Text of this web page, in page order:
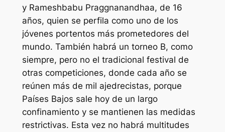
y Rameshbabu Praggnanandhaa, de 16
años, quien se perfila como uno de los
jóvenes portentos más prometedores del
mundo. También habrá un torneo B, como
siempre, pero no el tradicional festival de
otras competiciones, donde cada año se
reúnen más de mil ajedrecistas, porque
Países Bajos sale hoy de un largo
confinamiento y se mantienen las medidas
restrictivas. Esta vez no habrá multitudes